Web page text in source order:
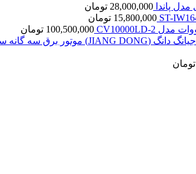
28,000,000 تومان
15,800,000 تومان
100,500,000 تومان
تومان